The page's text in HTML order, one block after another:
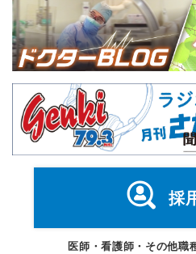
採
医師・看護師・その他職